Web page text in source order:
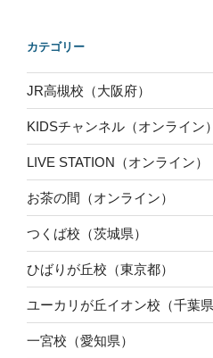
カテゴリー
JR高槻校（大阪府）
KIDSチャンネル（オンライン）
LIVE STATION（オンライン）
お茶の間（オンライン）
つくば校（茨城県）
ひばりが丘校（東京都）
ユーカリが丘イオン校（千葉県
一宮校（愛知県）